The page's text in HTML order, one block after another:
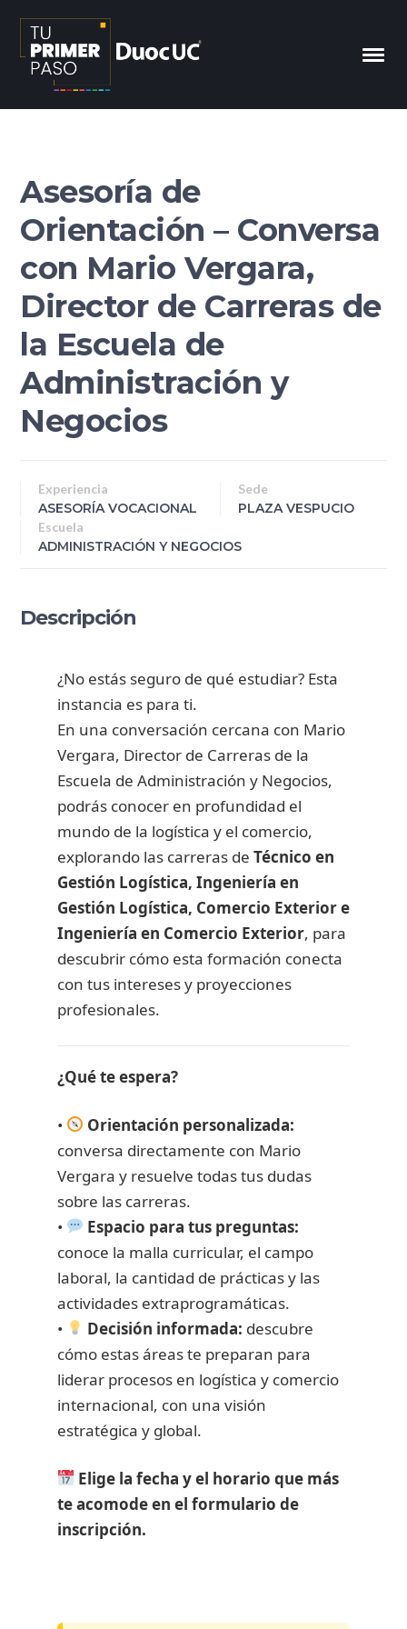
Asesoría de
Orientación – Conversa
con Mario Vergara,
Director de Carreras de
la Escuela de
Administración y
Negocios
Experiencia
ASESORÍA VOCACIONAL
Sede
PLAZA VESPUCIO
Escuela
ADMINISTRACIÓN Y NEGOCIOS
Descripción
¿No estás seguro de qué estudiar? Esta
instancia es para ti.
En una conversación cercana con Mario
Vergara, Director de Carreras de la
Escuela de Administración y Negocios,
podrás conocer en profundidad el
mundo de la logística y el comercio,
explorando las carreras de Técnico en
Gestión Logística, Ingeniería en
Gestión Logística, Comercio Exterior e
Ingeniería en Comercio Exterior, para
descubrir cómo esta formación conecta
con tus intereses y proyecciones
profesionales.
¿Qué te espera?
•
Orientación personalizada:
conversa directamente con Mario
Vergara y resuelve todas tus dudas
sobre las carreras.
•
Espacio para tus preguntas:
conoce la malla curricular, el campo
laboral, la cantidad de prácticas y las
actividades extraprogramáticas.
•
Decisión informada: descubre
cómo estas áreas te preparan para
liderar procesos en logística y comercio
internacional, con una visión
estratégica y global.
Elige la fecha y el horario que más
te acomode en el formulario de
inscripción.